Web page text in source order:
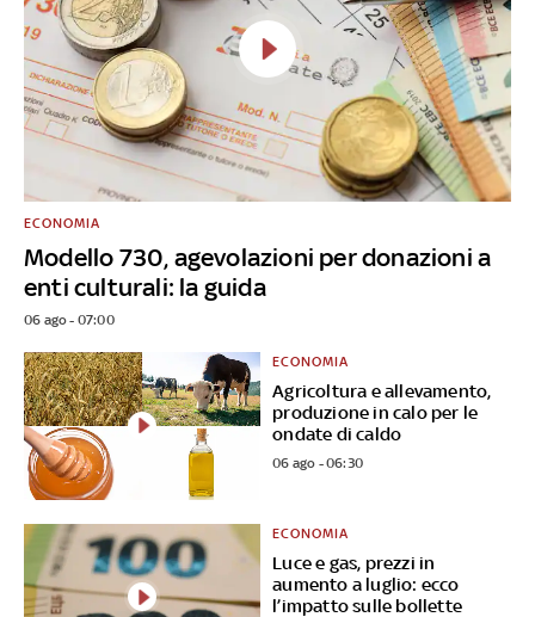
Modello 730, agevolazioni per donazioni a
enti culturali: la guida
ECONOMIA
06 ago - 07:00
Agricoltura e allevamento,
produzione in calo per le
ondate di caldo
ECONOMIA
06 ago - 06:30
Luce e gas, prezzi in
aumento a luglio: ecco
l’impatto sulle bollette
ECONOMIA